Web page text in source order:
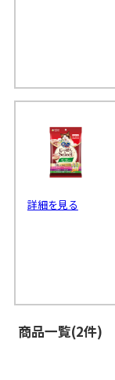
詳細を見る
商品一覧(2件)